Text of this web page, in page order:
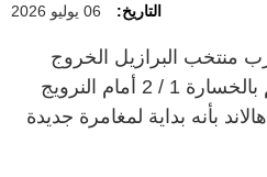
التاريخ: 06 يوليو 2026
منتخب البرازيل الخروج
من دور الـ16 لكأس العالم بالخسارة 1 / 2 أمام النرويج
بأنه بداية لمغامرة جديدة